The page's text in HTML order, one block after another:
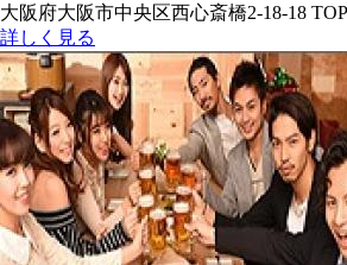
大阪府大阪市中央区西心斎橋2-18-18
詳しく見る